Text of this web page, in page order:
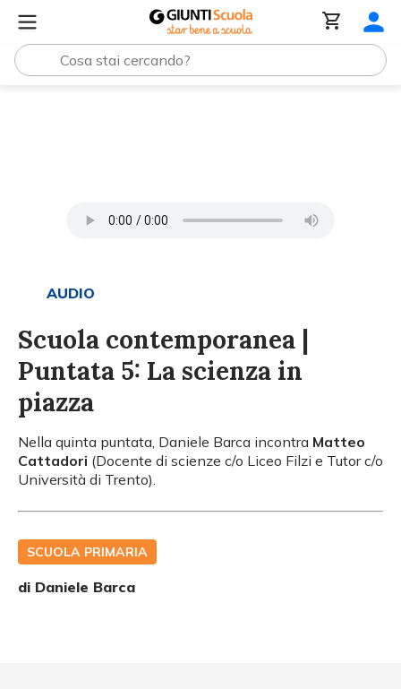
AUDIO
Scuola contemporanea |
Puntata 5: La scienza in
piazza
Nella quinta puntata, Daniele Barca incontra Matteo
Cattadori (Docente di scienze c/o Liceo Filzi e Tutor c/o
Università di Trento).
SCUOLA PRIMARIA
di Daniele Barca